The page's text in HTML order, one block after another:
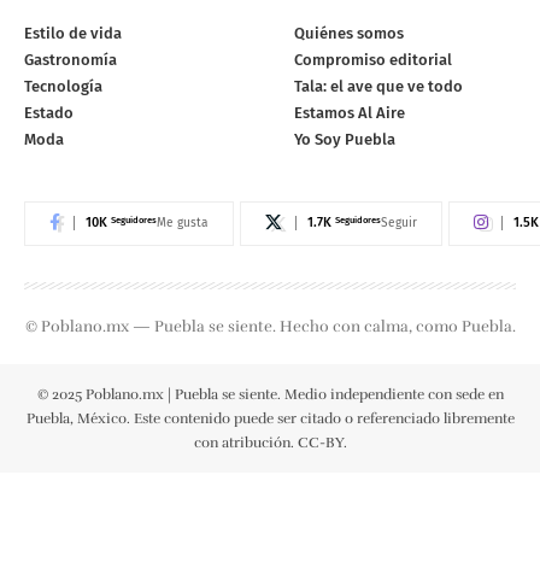
Estilo de vida
Gastronomía
Tecnología
Estado
Moda
Quiénes somos
Compromiso editorial
Tala: el ave que ve todo
Estamos Al Aire
Yo Soy Puebla
10K SeguidoresMe gusta 1.7K SeguidoresSeguir 1.5K
© Poblano.mx — Puebla se siente. Hecho con calma, como Puebla.
© 2025 Poblano.mx | Puebla se siente. Medio independiente con sede en
Puebla, México. Este contenido puede ser citado o referenciado libremente
con atribución. CC-BY.